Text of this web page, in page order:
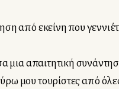
από εκείνη που
μια απαιτητική
μου τουρίστες από